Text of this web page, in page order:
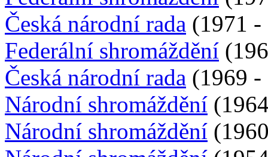
Česká národní rada (1971 -
Federální shromáždění
Česká národní rada (1969 -
Národní shromáždění
Národní shromáždění